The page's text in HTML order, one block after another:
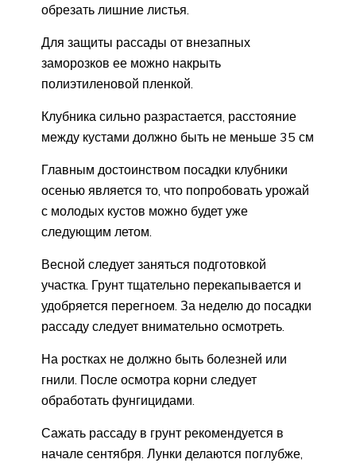
обрезать лишние листья.
Для защиты рассады от внезапных
заморозков ее можно накрыть
полиэтиленовой пленкой.
Клубника сильно разрастается, расстояние
между кустами должно быть не меньше 35 см
Главным достоинством посадки клубники
осенью является то, что попробовать урожай
с молодых кустов можно будет уже
следующим летом.
Весной следует заняться подготовкой
участка. Грунт тщательно перекапывается и
удобряется перегноем. За неделю до посадки
рассаду следует внимательно осмотреть.
На ростках не должно быть болезней или
гнили. После осмотра корни следует
обработать фунгицидами.
Сажать рассаду в грунт рекомендуется в
начале сентября. Лунки делаются поглубже,